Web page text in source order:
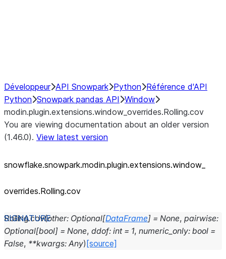
Développeur API Snowpark Python Référence d'API
Python Snowpark pandas API Window
modin.plugin.extensions.window_overrides.Rolling.cov
You are viewing documentation about an older version
(1.46.0). View latest version
snowflake.snowpark.modin.plugin.extensions.window_
overrides.Rolling.cov
Rolling.cov(other: Optional[DataFrame] = None, pairwise:
Optional[bool] = None, ddof: int = 1, numeric_only: bool =
False, **kwargs: Any) [source]